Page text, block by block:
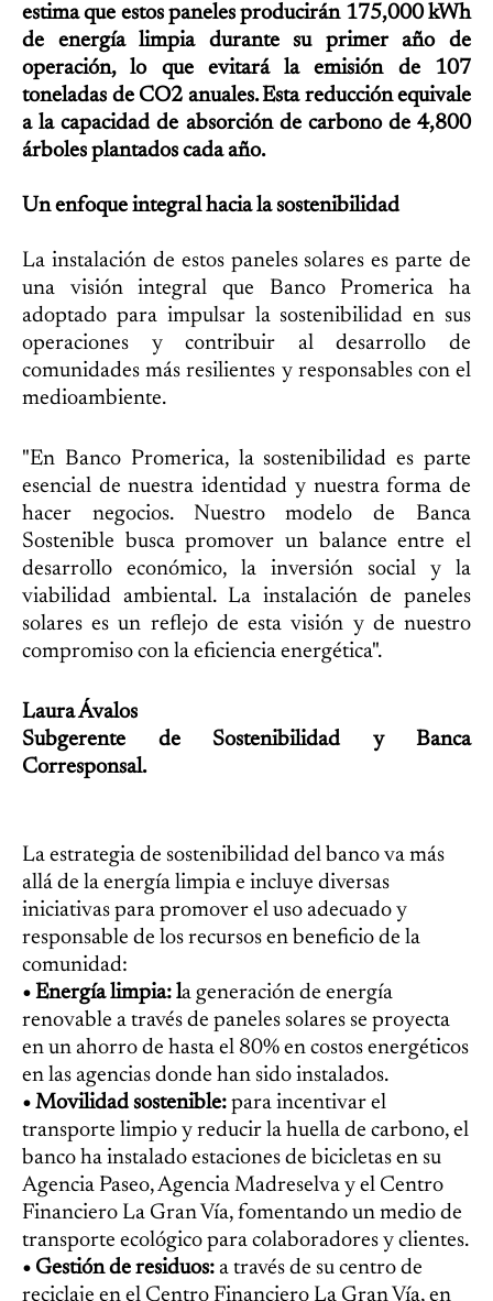
estima que estos paneles producirán 175,000 kWh
de energía limpia durante su primer año de
operación, lo que evitará la emisión de 107
toneladas de CO2 anuales. Esta reducción equivale
a la capacidad de absorción de carbono de 4,800
árboles plantados cada año.
Un enfoque integral hacia la sostenibilidad
La instalación de estos paneles solares es parte de
una visión integral que Banco Promerica ha
adoptado para impulsar la sostenibilidad en sus
operaciones y contribuir al desarrollo de
comunidades más resilientes y responsables con el
medioambiente.
"En Banco Promerica, la sostenibilidad es parte
esencial de nuestra identidad y nuestra forma de
hacer negocios. Nuestro modelo de Banca
Sostenible busca promover un balance entre el
desarrollo económico, la inversión social y la
viabilidad ambiental. La instalación de paneles
solares es un reflejo de esta visión y de nuestro
compromiso con la eficiencia energética".
Laura Ávalos
Subgerente de Sostenibilidad y Banca
Corresponsal.
La estrategia de sostenibilidad del banco va más
allá de la energía limpia e incluye diversas
iniciativas para promover el uso adecuado y
responsable de los recursos en beneficio de la
comunidad:
• Energía limpia: la generación de energía
renovable a través de paneles solares se proyecta
en un ahorro de hasta el 80% en costos energéticos
en las agencias donde han sido instalados.
• Movilidad sostenible: para incentivar el
transporte limpio y reducir la huella de carbono, el
banco ha instalado estaciones de bicicletas en su
Agencia Paseo, Agencia Madreselva y el Centro
Financiero La Gran Vía, fomentando un medio de
transporte ecológico para colaboradores y clientes.
• Gestión de residuos: a través de su centro de
reciclaje en el Centro Financiero La Gran Vía, en